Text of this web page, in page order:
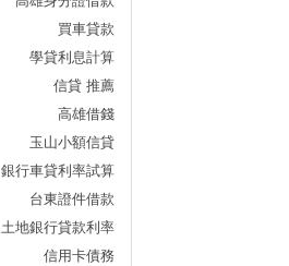
買車貸款
學貸利息計算
信貸 推薦
高雄借錢
玉山小額信貸
銀行車貸利率試算
台東證件借款
土地銀行貸款利率
信用卡債務